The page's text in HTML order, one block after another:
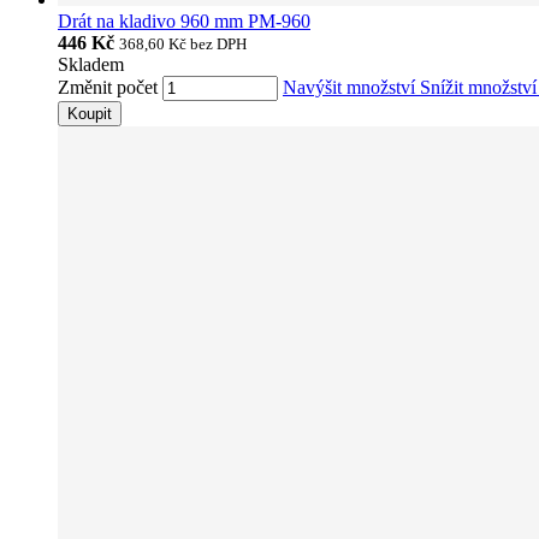
Drát na kladivo 960 mm PM-960
446 Kč 368,60 Kč bez DPH
Skladem
Změnit počet
Navýšit množství Snížit
Koupit